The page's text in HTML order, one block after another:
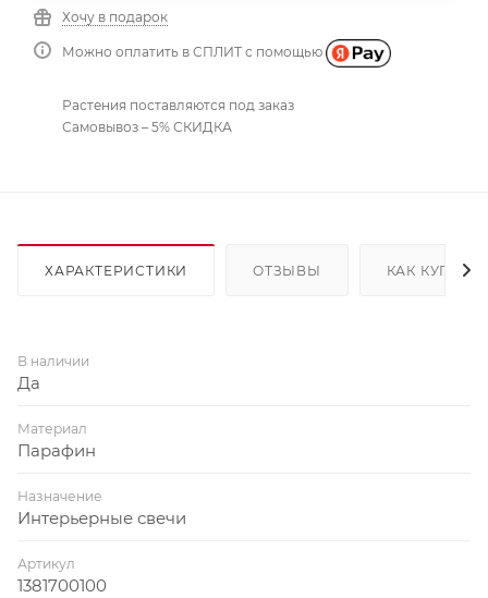
Хочу в подарок
Можно оплатить в СПЛИТ с помощью
Растения поставляются под заказ
Самовывоз – 5% СКИДКА
ХАРАКТЕРИСТИКИ ОТЗЫВЫ КАК КУПИТЬ
В наличии
Да
Материал
Парафин
Назначение
Интерьерные свечи
Артикул
1381700100